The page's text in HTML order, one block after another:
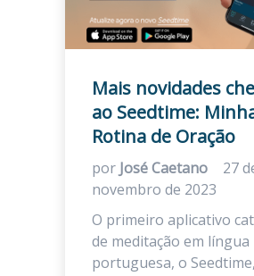
Mais novidades
ao Seedtime:
Rotina de Oração
por José Caetano
27
novembro de 2023
O primeiro aplicativo
de meditação em língua
portuguesa, o